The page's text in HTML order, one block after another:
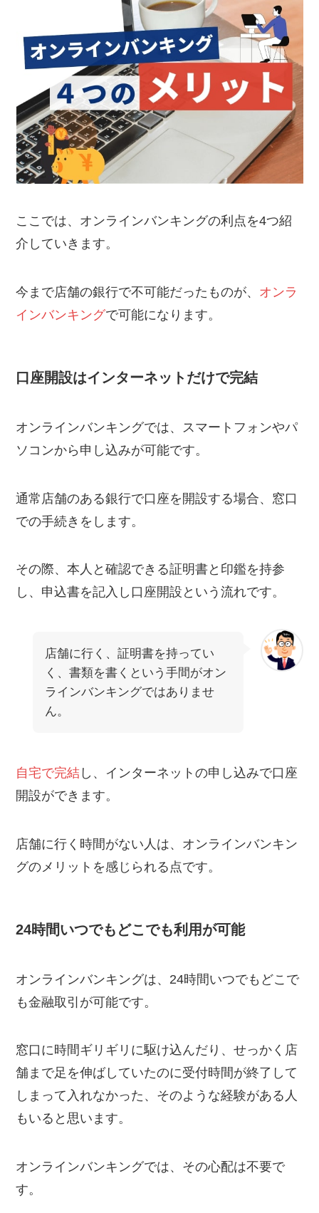
ここでは、オンラインバンキングの利点を4つ紹
介していきます。
今まで店舗の銀行で不可能だったものが、 オンラ
インバンキングで可能になります。
口座開設はインターネットだけで完結
オンラインバンキングでは、スマートフォンやパ
ソコンから申し込みが可能です。
通常店舗のある銀行で口座を開設する場合、窓口
での手続きをします。
その際、本人と確認できる証明書と印鑑を持参
し、申込書を記入し口座開設という流れです。
店舗に行く、証明書を持ってい
く、書類を書くという手間がオン
ラインバンキングではありませ
ん。
自宅で完結 し、インターネットの申し込みで口座
開設ができます。
店舗に行く時間がない人は、オンラインバンキン
グのメリットを感じられる点です。
24時間いつでもどこでも利用が可能
オンラインバンキングは、24時間いつでもどこで
も金融取引が可能です。
窓口に時間ギリギリに駆け込んだり、せっかく店
舗まで足を伸ばしていたのに受付時間が終了して
しまって入れなかった、そのような経験がある人
もいると思います。
オンラインバンキングでは、その心配は不要で
す。